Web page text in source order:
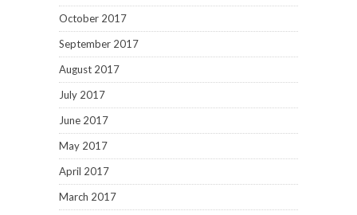
October 2017
September 2017
August 2017
July 2017
June 2017
May 2017
April 2017
March 2017